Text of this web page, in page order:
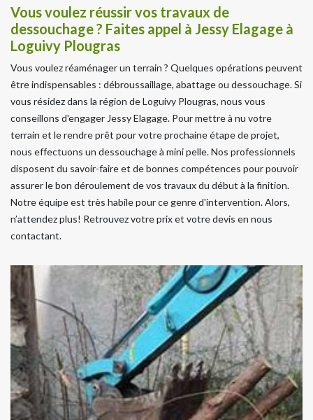
Vous voulez réussir vos travaux de
dessouchage ? Faites appel à Jessy Elagage à
Loguivy Plougras
Vous voulez réaménager un terrain ? Quelques opérations peuvent
être indispensables : débroussaillage, abattage ou dessouchage. Si
vous résidez dans la région de Loguivy Plougras, nous vous
conseillons d'engager Jessy Elagage. Pour mettre à nu votre
terrain et le rendre prêt pour votre prochaine étape de projet,
nous effectuons un dessouchage à mini pelle. Nos professionnels
disposent du savoir-faire et de bonnes compétences pour pouvoir
assurer le bon déroulement de vos travaux du début à la finition.
Notre équipe est très habile pour ce genre d'intervention. Alors,
n’attendez plus! Retrouvez votre prix et votre devis en nous
contactant.